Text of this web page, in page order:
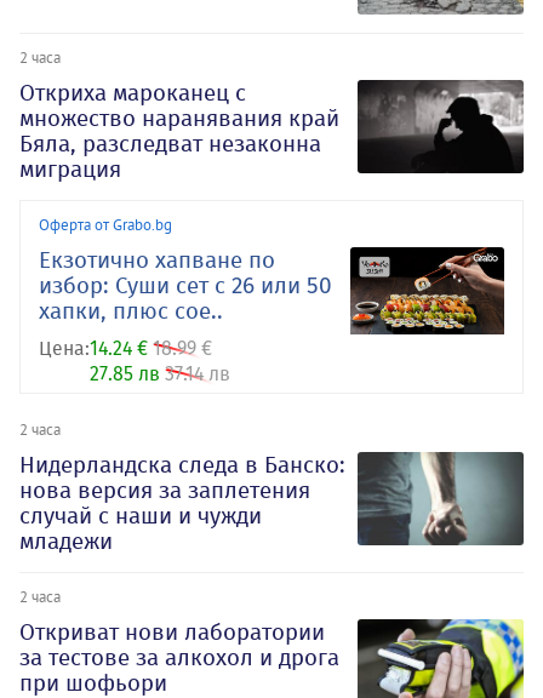
2 часа
Откриха мароканец с
множество наранявания край
Бяла, разследват незаконна
миграция
Оферта от Grabo.bg
Екзотично хапване по
избор: Суши сет с 26 или 50
хапки, плюс сое..
Цена:14.24 € 18.99 €
27.85 лв 37.14 лв
2 часа
Нидерландска следа в Банско:
нова версия за заплетения
случай с наши и чужди
младежи
2 часа
Откриват нови лаборатории
за тестове за алкохол и дрога
при шофьори